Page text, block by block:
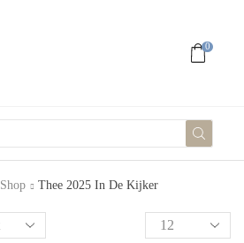
0
Shop Thee 2025 In De Kijker